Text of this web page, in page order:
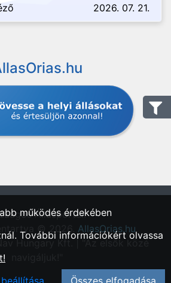
2026. 07. 21.
Állásportál."
© 2026. AllasOrias.hu
Hungary Kft. | "Az elsők közé
működés érdekében
További információkért olvassa
Összes elfogadása